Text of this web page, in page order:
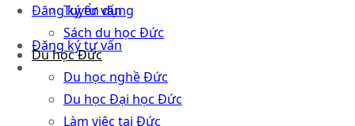
Đăng ký tư vấn
Đăng ký tư vấn
Tuyển dụng
Sách du học Đức
Du học Đức
Du học nghề Đức
Du học Đại học Đức
Làm việc tại Đức